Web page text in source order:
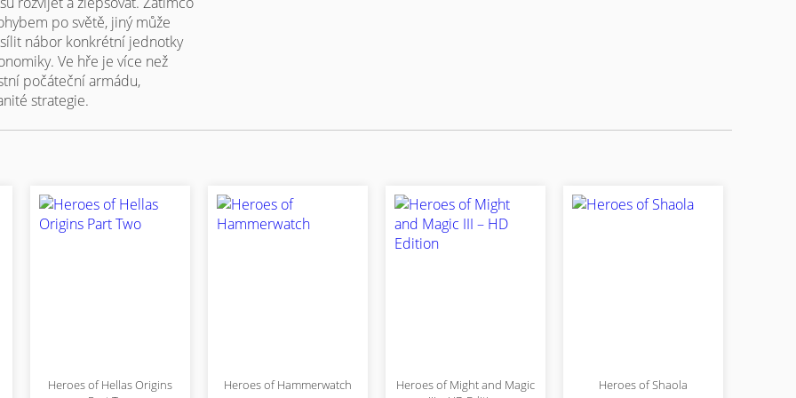
po světě, jiný může
nábor konkrétní jednotky
Ve hře je více než
počáteční armádu,
strategie.
Heroes of Hellas Origins
Heroes of Hammerwatch
Heroes of Might and Magic
Heroes of Shaola